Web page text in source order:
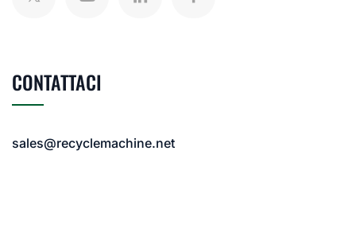
CONTATTACI
sales@recyclemachine.net